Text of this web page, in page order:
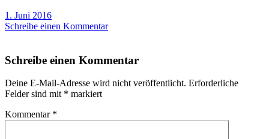
1. Juni 2016
Schreibe einen Kommentar
Schreibe einen Kommentar
Deine E-Mail-Adresse wird nicht veröffentlicht. Erforderliche
Felder sind mit * markiert
Kommentar *